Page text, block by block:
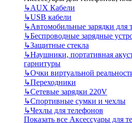
↳AUX Кабели
↳USB кабели
↳Автомобильные зарядки для
↳Беспроводные зарядные
↳Защитные стекла
↳Наушники, портативная
гарнитуры
↳Очки виртуальной
↳Переходники
↳Сетевые зарядки 220V
↳Спортивные сумки и чехлы
↳Чехлы для телефонов
Показать все Аксессуары для